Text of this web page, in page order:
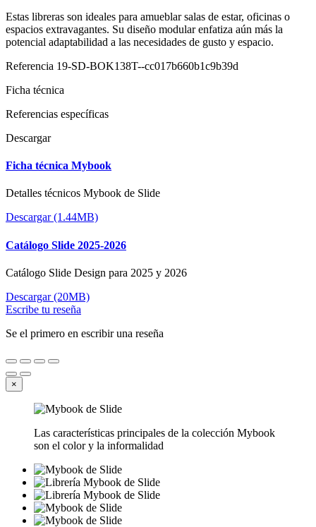
Estas libreras son ideales para amueblar salas de estar, oficinas o
espacios extravagantes. Su diseño modular enfatiza aún más la
potencial adaptabilidad a las necesidades de gusto y espacio.
Referencia 19-SD-BOK138T--cc017b660b1c9b39d
Ficha técnica
Referencias específicas
Descargar
Ficha técnica Mybook
Detalles técnicos Mybook de Slide
Descargar (1.44MB)
Catálogo Slide 2025-2026
Catálogo Slide Design para 2025 y 2026
Descargar (20MB)
Escribe tu reseña
Se el primero en escribir una reseña
×
Las características principales de la colección Mybook
son el color y la informalidad